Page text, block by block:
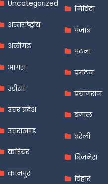
Uncategorized
अन्तर्राष्ट्रीय
अलीगढ़
आगरा
उड़ीसा
उत्तर प्रदेश
उत्तराखण्ड
करियर
कानपुर
निविदा
पंजाब
पटना
पर्यटन
प्रयागराज
बंगाल
बरेली
बिजनेस
बिहार